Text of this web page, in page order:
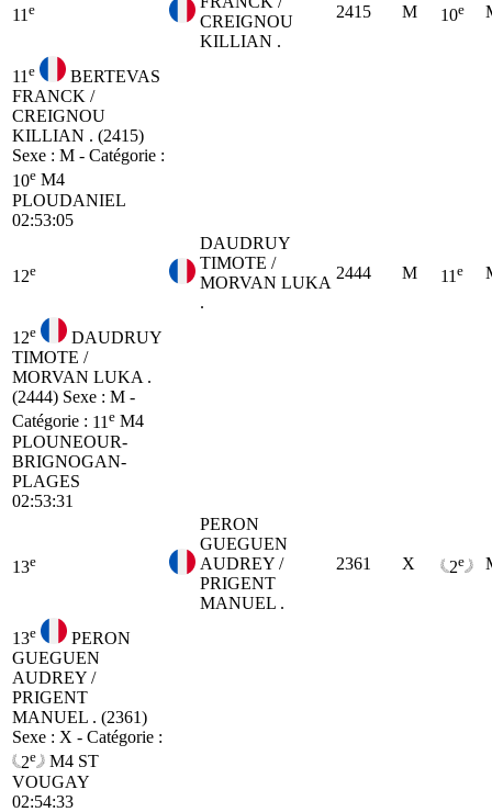
11 e
CREIGNOU
KILLIAN .
2415 M 10e
11 e
BERTEVAS
FRANCK /
CREIGNOU
KILLIAN . (2415)
Sexe : M - Catégorie :
10e M4
PLOUDANIEL
02:53:05
12e
DAUDRUY
TIMOTE /
MORVAN LUKA
.
2444 M 11 e
12e
DAUDRUY
TIMOTE /
MORVAN LUKA .
(2444) Sexe : M -
Catégorie : 11 e M4
PLOUNEOUR-
BRIGNOGAN-
PLAGES
02:53:31
13e
PERON
GUEGUEN
AUDREY /
PRIGENT
MANUEL .
2361 X 2e
13e
PERON
GUEGUEN
AUDREY /
PRIGENT
MANUEL . (2361)
Sexe : X - Catégorie :
2e M4 ST
VOUGAY
02:54:33